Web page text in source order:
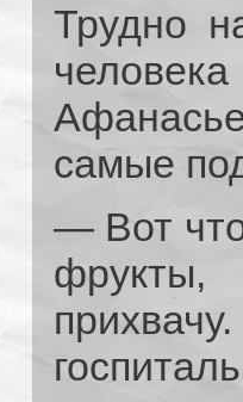
Трудно
самые
— Вот